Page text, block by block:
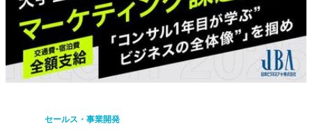
セールス・事業開発